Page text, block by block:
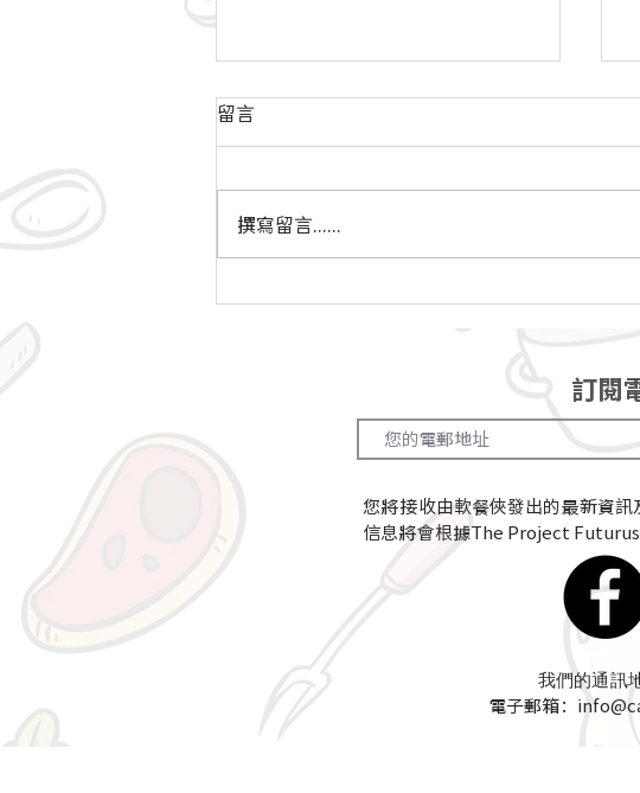
【軟餐俠分享☺️】端午節
「糉」有溫情 社企開班教整
留言
撰寫留言......
訂閱
您將接收由軟餐俠發出的最新資
信息將會根據The Project
電子郵箱：
我們的通訊